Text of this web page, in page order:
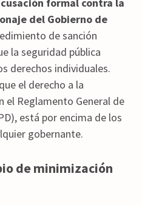
del Gobierno de
de sanción
la seguridad pública
derechos individuales.
el derecho a la
el Reglamento General de
está por encima de los
gobernante.
de minimización